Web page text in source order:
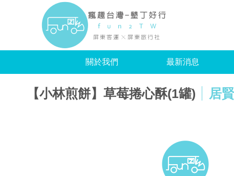
關於我們 最新消息
【小林煎餅】草莓捲心酥(1罐) 居